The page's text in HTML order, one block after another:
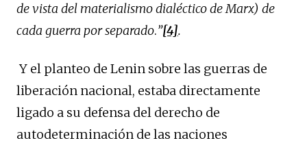
de vista del materialismo dialéctico de Marx) de
cada guerra por separado.”[4].
Y el planteo de Lenin sobre las guerras de
liberación nacional, estaba directamente
ligado a su defensa del derecho de
autodeterminación de las naciones